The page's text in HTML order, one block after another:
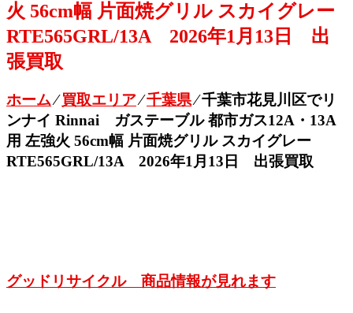
火 56cm幅 片面焼グリル スカイグレー
RTE565GRL/13A 2026年1月13日 出
張買取
ホーム⁄買取エリア⁄千葉県⁄千葉市花見川区でリ
ンナイ Rinnai ガステーブル 都市ガス12A・13A
用 左強火 56cm幅 片面焼グリル スカイグレー
RTE565GRL/13A 2026年1月13日 出張買取
グッドリサイクル 商品情報が見れます